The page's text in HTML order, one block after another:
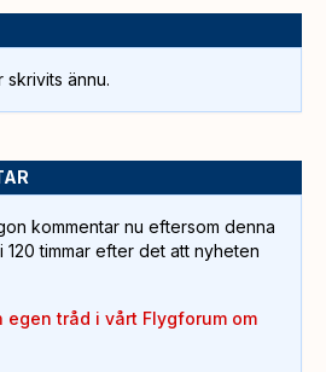
skrivits ännu.
kommentar nu eftersom denna
timmar efter det att nyheten
egen tråd i vårt Flygforum om